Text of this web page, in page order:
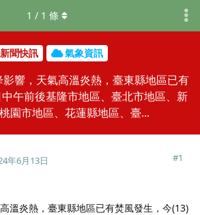
新聞快訊 氣象資訊
影響，天氣高溫炎熱，臺東縣地區已有
午前後基隆市地區、臺北市地區、新
園市地區、花蓮縣地區、臺...
1 / 1 條
年6月13日 #1
溫炎熱，臺東縣地區已有焚風發生，今(13)